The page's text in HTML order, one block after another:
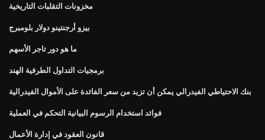
مخزونات التقلبات التاريخية
بيزو أرجنتينو دولار بلومبرج
ما هو دور تاجر الأسهم
برمجيات التداول الطرفية الهند
بنك الاحتياطي الفيدرالي يمكن أن تزيد من سعر الفائدة على الأموال الفيدرالية
فوائد استخدام الرسوم البيانية التحكم في العملية
قانون العقود في إدارة الأعمال